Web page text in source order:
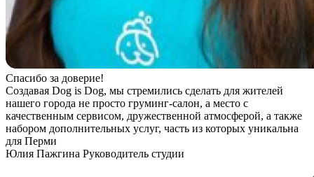
Спасибо за доверие!
Создавая Dog is Dog, мы стремились сделать для жителей
нашего города не просто груминг-салон, а место с
качественным сервисом, дружественной атмосферой, а также
набором дополнительных услуг, часть из которых уникальна
для Перми
Юлия Пажгина Руководитель студии